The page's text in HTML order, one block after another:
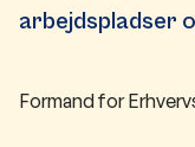
arbejdspladser
Formand for